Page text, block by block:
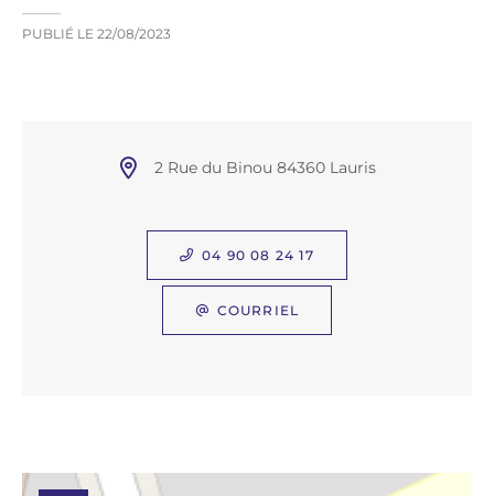
PUBLIÉ LE 22/08/2023
2 Rue du Binou 84360 Lauris
04 90 08 24 17
COURRIEL